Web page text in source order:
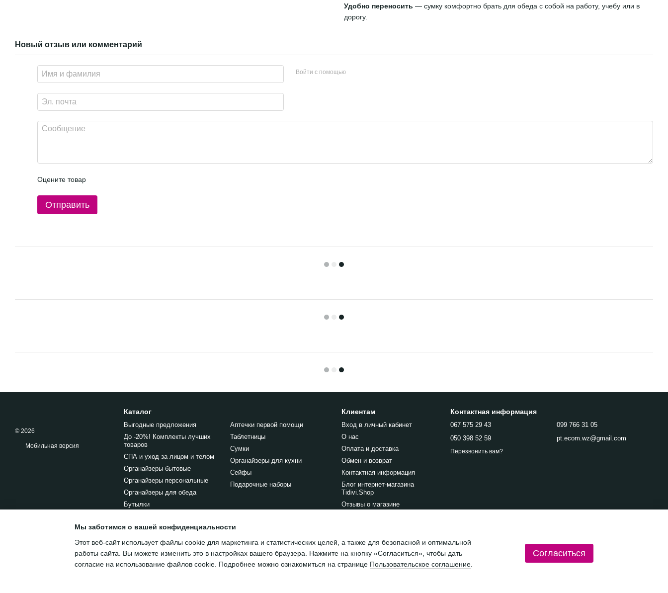
Удобно переносить — сумку комфортно брать для обеда с собой на работу, учебу или в
дорогу.
Новый отзыв или комментарий
Войти с помощью
Оцените товар
Отправить
© 2026
Мобильная версия
Каталог
Выгодные предложения
До -20%! Комплекты лучших
товаров
СПА и уход за лицом и телом
Органайзеры бытовые
Органайзеры персональные
Органайзеры для обеда
Бутылки
Аптечки первой помощи
Таблетницы
Сумки
Органайзеры для кухни
Сейфы
Подарочные наборы
Клиентам
Вход в личный кабинет
О нас
Оплата и доставка
Обмен и возврат
Контактная информация
Блог интернет-магазина
Tidivi.Shop
Отзывы о магазине
Мы в соцсетях
Контактная информация
067 575 29 43
050 398 52 59
Перезвонить вам?
099 766 31 05
pt.ecom.wz@gmail.com
Мы заботимся о вашей конфиденциальности
Этот веб-сайт использует файлы cookie для маркетинга и статистических целей, а также для безопасной и оптимальной
работы сайта. Вы можете изменить это в настройках вашего браузера. Нажмите на кнопку «Согласиться», чтобы дать
согласие на использование файлов cookie. Подробнее можно ознакомиться на странице Пользовательское соглашение
Согласиться